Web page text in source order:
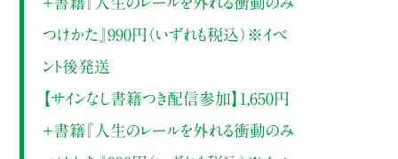
つけかた』990円（いずれも税込）※イベ
ント後発送
【サインなし書籍つき配信参加】1,650円
＋書籍『人生のレールを外れる衝動のみ